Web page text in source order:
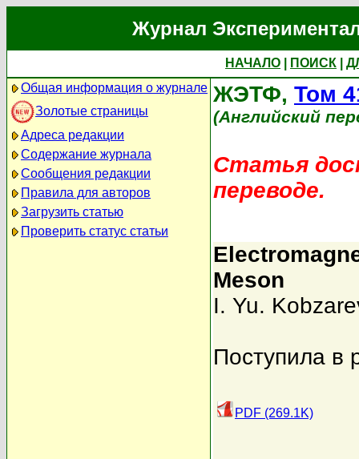
Журнал
НАЧАЛО ПОИСК
Общая информация о журнале
Золотые страницы
Адреса редакции
Содержание журнала
Сообщения редакции
Правила для авторов
Загрузить статью
Проверить статус статьи
ЖЭТФ, Том
(Английский
Статья
переводе.
Meson
I. Yu.
Поступила в
PDF (269.1K)